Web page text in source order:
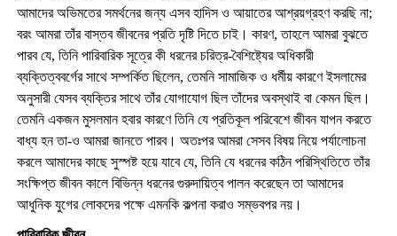
আমাদের অভিমতের সমর্থনের জন্য এসব হাদিস ও আয়াতের আশ্রয়গ্রহণ করছি না;
বরং আমরা তাঁর বাস্তব জীবনের প্রতি দৃষ্টি দিতে চাই। কারণ, তাহলে আমরা বুঝতে
পারব যে, তিনি পারিবারিক সূত্রে কী ধরনের চরিত্র-বৈশিষ্ট্যের অধিকারী
ব্যক্তিত্ববর্গের সাথে সম্পর্কিত ছিলেন, তেমনি সামাজিক ও ধর্মীয় কারণে ইসলামের
অনুসারী যেসব ব্যক্তির সাথে তাঁর যোগাযোগ ছিল তাঁদের অবস্থাই বা কেমন ছিল।
তেমনি একজন মুসলমান হবার কারণে তিনি যে প্রতিকূল পরিবেশে জীবন যাপন করতে
বাধ্য হন তা-ও আমরা জানতে পারব। অতঃপর আমরা সেসব বিষয় নিয়ে পর্যালোচনা
করলে আমাদের কাছে সুস্পষ্ট হয়ে যাবে যে, তিনি যে ধরনের কঠিন পরিস্থিতিতে তাঁর
সংক্ষিপ্ত জীবন কালে বিভিন্ন ধরনের গুরুদায়িত্ব পালন করেছেন তা আমাদের
আধুনিক যুগের লোকদের পক্ষে এমনকি কল্পনা করাও সম্ভবপর নয়।